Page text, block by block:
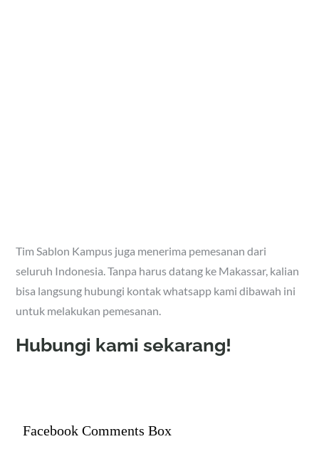
Tim Sablon Kampus juga menerima pemesanan dari
seluruh Indonesia. Tanpa harus datang ke Makassar, kalian
bisa langsung hubungi kontak whatsapp kami dibawah ini
untuk melakukan pemesanan.
Hubungi kami sekarang!
Facebook Comments Box